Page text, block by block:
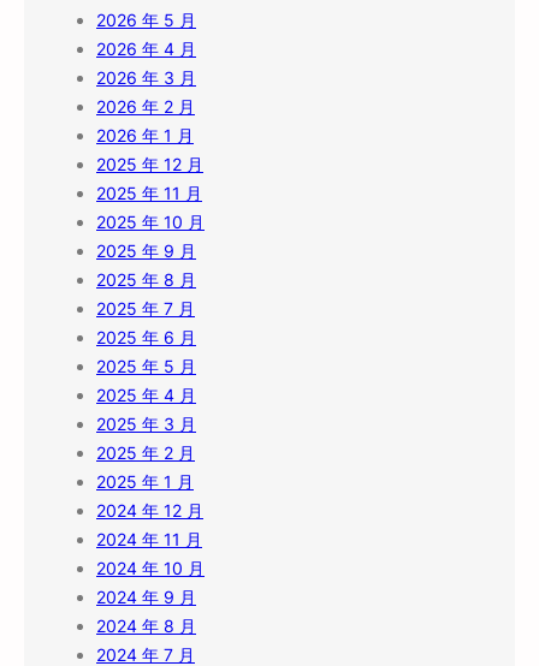
2026 年 5 月
2026 年 4 月
2026 年 3 月
2026 年 2 月
2026 年 1 月
2025 年 12 月
2025 年 11 月
2025 年 10 月
2025 年 9 月
2025 年 8 月
2025 年 7 月
2025 年 6 月
2025 年 5 月
2025 年 4 月
2025 年 3 月
2025 年 2 月
2025 年 1 月
2024 年 12 月
2024 年 11 月
2024 年 10 月
2024 年 9 月
2024 年 8 月
2024 年 7 月